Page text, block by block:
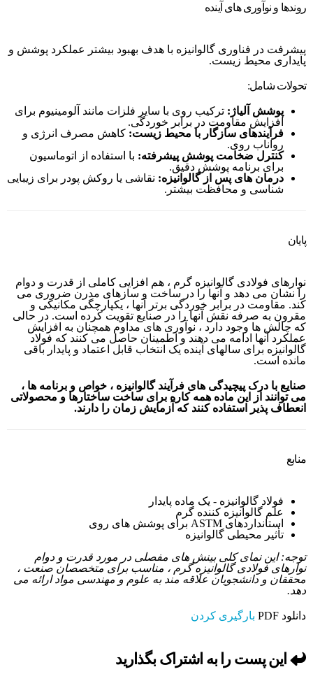
روندها و نوآوری های آینده
پیشرفت در فناوری گالوانیزه با هدف بهبود بیشتر عملکرد پوشش و
پایداری محیط زیست.
تحولات شامل:
پوشش آلیاژ: ترکیب روی با سایر فلزات مانند آلومینیوم برای
افزایش مقاومت در برابر خوردگی.
فرآیندهای سازگار با محیط زیست: کاهش مصرف انرژی و
رواناب روی.
کنترل ضخامت پوشش پیشرفته: با استفاده از اتوماسیون
برای برنامه پوشش دقیق.
درمان های پس از گالوانیزه: نقاشی یا روکش پودر برای زیبایی
شناسی و محافظت بیشتر.
پایان
نوارهای فولادی گالوانیزه گرم ، هم افزایی کاملی از قدرت و دوام
را نشان می دهد و آنها را در ساخت و سازهای مدرن ضروری می
کند. مقاومت در برابر خوردگی برتر آنها ، یکپارچگی مکانیکی و
مقرون به صرفه نقش آنها را در صنایع تقویت کرده است. در حالی
که چالش ها وجود دارد ، نوآوری های مداوم همچنان به افزایش
عملکرد آنها ادامه می دهند و اطمینان حاصل می کنند که فولاد
گالوانیزه برای سالهای آینده یک انتخاب قابل اعتماد و پایدار باقی
مانده است.
صنایع با درک پیچیدگی های فرآیند گالوانیزه ، خواص و برنامه ها ،
می توانند از این ماده همه کاره برای ساخت ساختارها و محصولاتی
انعطاف پذیر استفاده کنند که آزمایش زمان را دارند.
منابع
فولاد گالوانیزه - یک ماده پایدار
علم گالوانیزه کننده گرم
استانداردهای ASTM برای پوشش های روی
تأثیر محیطی گالوانیزه
توجه: این نمای کلی بینش های مفصلی در مورد قدرت و دوام
نوارهای فولادی گالوانیزه گرم ، مناسب برای متخصصان صنعت ،
محققان و دانشجویان علاقه مند به علوم و مهندسی مواد ارائه می
دهد.
دانلود PDF بارگیری کردن
این پست را به اشتراک بگذارید